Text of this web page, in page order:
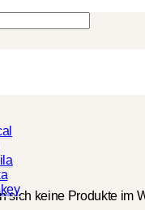
sich keine Produkte im